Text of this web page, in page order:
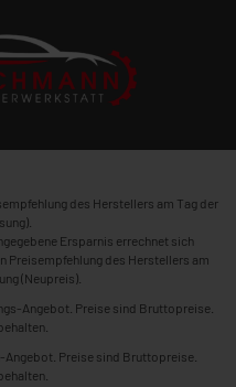
des Herstellers am Tag der
Ersparnis errechnet sich
Preisempfehlung des Herstellers am
(Neupreis).
Angebot. Preise sind Bruttopreise.
Angebot. Preise sind Bruttopreise.